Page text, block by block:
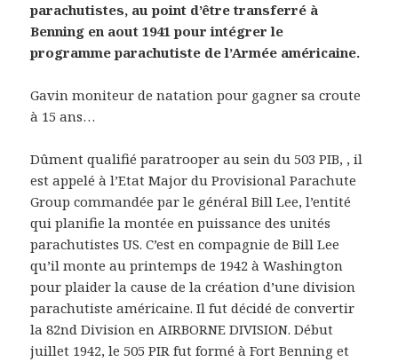
parachutistes, au point d’être transferré à
Benning en aout 1941 pour intégrer le
programme parachutiste de l’Armée américaine.
Gavin moniteur de natation pour gagner sa croute
à 15 ans…
Dûment qualifié paratrooper au sein du 503 PIB, , il
est appelé à l’Etat Major du Provisional Parachute
Group commandée par le général Bill Lee, l’entité
qui planifie la montée en puissance des unités
parachutistes US. C’est en compagnie de Bill Lee
qu’il monte au printemps de 1942 à Washington
pour plaider la cause de la création d’une division
parachutiste américaine. Il fut décidé de convertir
la 82nd Division en AIRBORNE DIVISION. Début
juillet 1942, le 505 PIR fut formé à Fort Benning et